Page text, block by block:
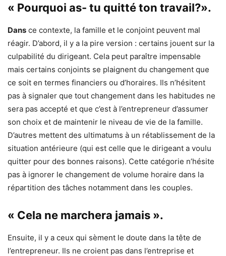
« Pourquoi as- tu quitté ton travail?».
Dans ce contexte, la famille et le conjoint peuvent mal
réagir. D’abord, il y a la pire version : certains jouent sur la
culpabilité du dirigeant. Cela peut paraître impensable
mais certains conjoints se plaignent du changement que
ce soit en termes financiers ou d’horaires. Ils n’hésitent
pas à signaler que tout changement dans les habitudes ne
sera pas accepté et que c’est à l’entrepreneur d’assumer
son choix et de maintenir le niveau de vie de la famille.
D’autres mettent des ultimatums à un rétablissement de la
situation antérieure (qui est celle que le dirigeant a voulu
quitter pour des bonnes raisons). Cette catégorie n’hésite
pas à ignorer le changement de volume horaire dans la
répartition des tâches notamment dans les couples.
« Cela ne marchera jamais ».
Ensuite, il y a ceux qui sèment le doute dans la tête de
l’entrepreneur. Ils ne croient pas dans l’entreprise et